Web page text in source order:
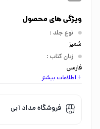
ویژگی های محصول
نوع جلد :
شمیز
زبان کتاب :
فارسی
اندازه کتاب:
گروه سنی :
کودک 7 تا 9 سال
+ اطلاعات بیشتر
فروشگاه مداد آبی